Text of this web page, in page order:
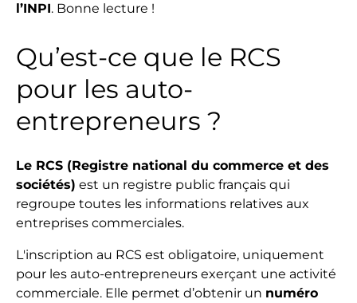
l’INPI. Bonne lecture !
Qu’est-ce que le RCS
pour les auto-
entrepreneurs ?
Le RCS (Registre national du commerce et des
sociétés) est un registre public français qui
regroupe toutes les informations relatives aux
entreprises commerciales.
L'inscription au RCS est obligatoire, uniquement
pour les auto-entrepreneurs exerçant une activité
commerciale. Elle permet d’obtenir un numéro